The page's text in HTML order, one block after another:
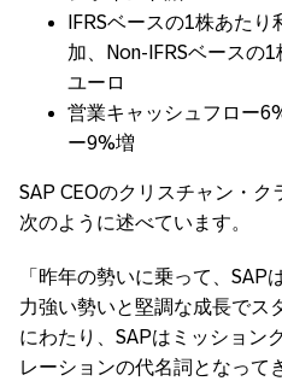
IFRSベースの1株あた
加、Non-IFRSベースの
ユーロ
営業キャッシュフロー
ー9%増
SAP CEOのクリスチャン・ク
次のように述べています。
「昨年の勢いに乗って、
力強い勢いと堅調な成長でス
にわたり、SAPはミッション
レーションの代名詞となって